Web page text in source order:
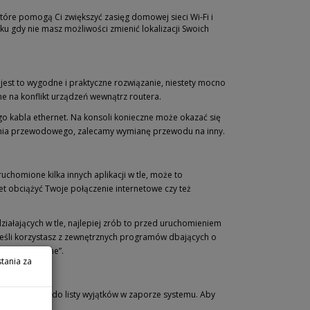
pomogą Ci zwiększyć zasięg domowej sieci Wi-Fi i
gdy nie masz możliwości zmienić lokalizacji Swoich
to wygodne i praktyczne rozwiązanie, niestety mocno
na konflikt urządzeń wewnątrz routera.
kabla ethernet. Na konsoli konieczne może okazać się
przewodowego, zalecamy wymianę przewodu na inny.
kilka innych aplikacji w tle, może to
Twoje połączenie internetowe czy też
w tle, najlepiej zrób to przed uruchomieniem
korzystasz z zewnętrznych programów dbających o
“bezpieczne”.
dodaj grę do listy wyjątków w zaporze systemu. Aby
za